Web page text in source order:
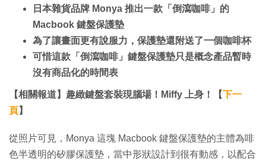
日本雜貨品牌 Monya 推出一款「倒瀉咖啡」的
Macbook 鍵盤保護墊
為了讓畫面更有說服力，保護墊還附送了一個咖啡杯
可惜這款「倒瀉咖啡」鍵盤保護墊只是概念產品暫時
沒有商品化的時間表
【相關報道】趣緻鍵盤套裝現腦場！Miffy 上身！【下一
頁】
從照片可見，Monya 這塊 Macbook 鍵盤保護墊的主體為啡
色半透明的矽膠保護墊，當中形狀設計到很有動感，以配合